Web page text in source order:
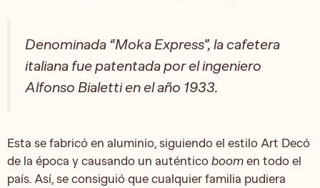
Denominada “Moka Express”, la cafetera
italiana fue patentada por el ingeniero
Alfonso Bialetti en el año 1933.
Esta se fabricó en aluminio, siguiendo el estilo Art Decó
de la época y causando un auténtico boom en todo el
país. Así, se consiguió que cualquier familia pudiera